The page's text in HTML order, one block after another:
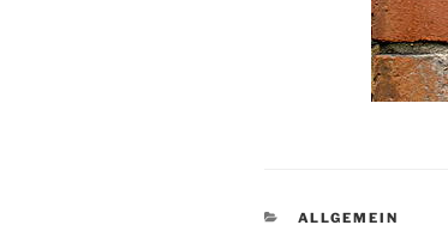
KATEGORIEN
ALLGEMEIN